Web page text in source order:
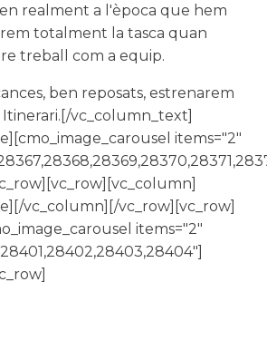
realment a l'època que hem
totalment la tasca quan
treball com a equip.
ben reposats, estrenarem
Itinerari.[/vc_column_text]
items="2"
vc_column][/vc_row][vc_row]
items="2"